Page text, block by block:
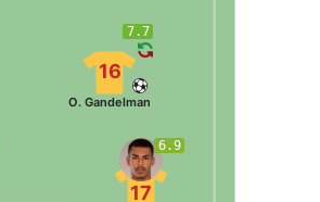
6.9
17
7.7
16
O. Gandelman